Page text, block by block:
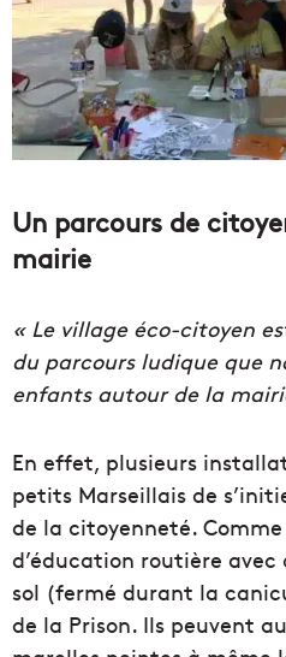
Un parcours de
mairie
« Le village éco-citoyen
du parcours ludique que
enfants autour de la
En effet, plusieurs
petits Marseillais de
de la citoyenneté.
d’éducation routière avec
sol (fermé durant la
de la Prison. Ils peuvent